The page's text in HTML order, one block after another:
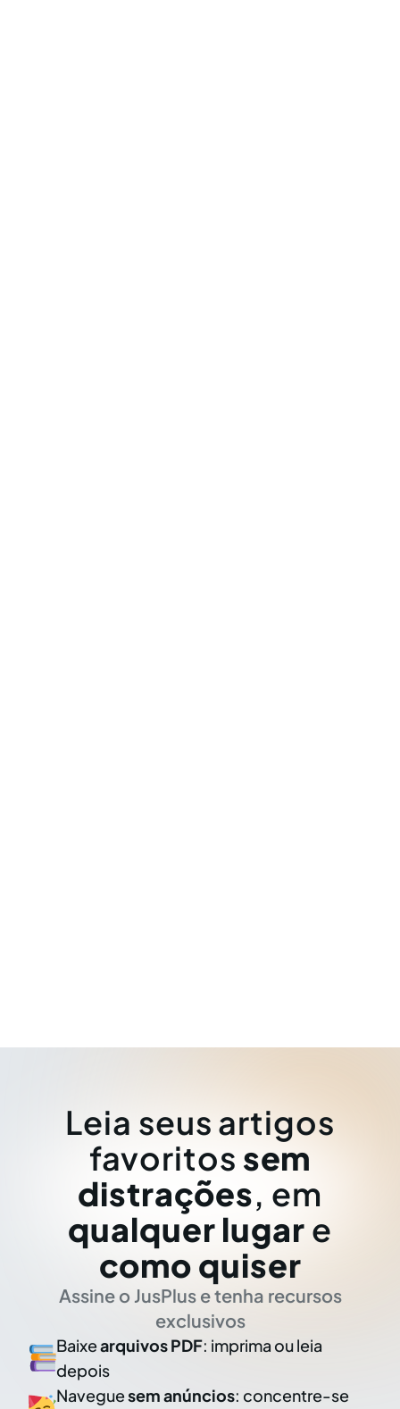
Leia seus artigos
favoritos sem
distrações, em
qualquer lugar e
como quiser
Assine o JusPlus e tenha recursos
exclusivos
Baixearquivos PDF: imprima ou leia
depois
Naveguesem anúncios: concentre-se